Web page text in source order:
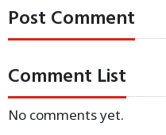
Post Comment
Comment List
No comments yet.